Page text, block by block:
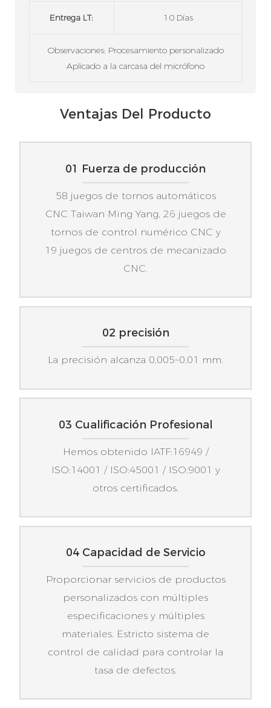
Entrega LT: 10 Días
Observaciones: Procesamiento personalizado
Aplicado a la carcasa del micrófono
Ventajas Del Producto
01 Fuerza de producción
58 juegos de tornos automáticos
CNC Taiwan Ming Yang, 26 juegos de
tornos de control numérico CNC y
19 juegos de centros de mecanizado
CNC.
02 precisión
La precisión alcanza 0,005~0,01 mm.
03 Cualificación Profesional
Hemos obtenido IATF:16949 /
ISO:14001 / ISO:45001 / ISO:9001 y
otros certificados.
04 Capacidad de Servicio
Proporcionar servicios de productos
personalizados con múltiples
especificaciones y múltiples
materiales. Estricto sistema de
control de calidad para controlar la
tasa de defectos.